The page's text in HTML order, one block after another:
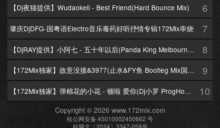
【Dj夜猫提供】Wudaokeli - Best Friend(Hard Bounce Mix) 6
肇庆DjDFG-国粤语Electro音乐毒药好听抒情专辑172Mix串烧 7
【DjRAY提供】小阿七 - 五十年以后(Panda King Melbourne Mix国语女) 8
【172Mix独家】故意没接&3977(止水&FY鱼 Bootleg Mix国语男) 9
【172Mix独家】弹棉花的小花 - 顿啦 爱你(Dj小罗 ProgHouse Mix国语女)v2 10
Copyright © 2026 www.172mix.com
桂公网安备 45010002450662 号
桂网文〔2024〕3347-059号